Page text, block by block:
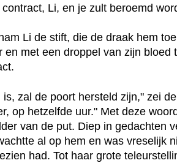
Li, en je zult beroemd
Li de stift, die de draak hem
en met een droppel van zijn bloed
zal de poort hersteld zijn," zei
op hetzelfde uur." Met deze
van de put. Diep in gedachten
al op hem en was vreselijk
had. Tot haar grote